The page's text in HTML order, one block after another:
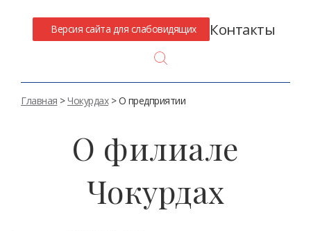
Версия сайта для слабовидящих Контакты
Главная >Чокурдах> О предприятии
О филиале
Чокурдах